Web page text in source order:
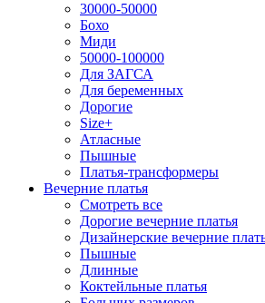
30000-50000
Бохо
Миди
50000-100000
Для ЗАГСА
Для беременных
Дорогие
Size+
Атласные
Пышные
Платья-трансформеры
Вечерние платья
Смотреть все
Дорогие вечерние платья
Дизайнерские вечерние
Пышные
Длинные
Коктейльные платья